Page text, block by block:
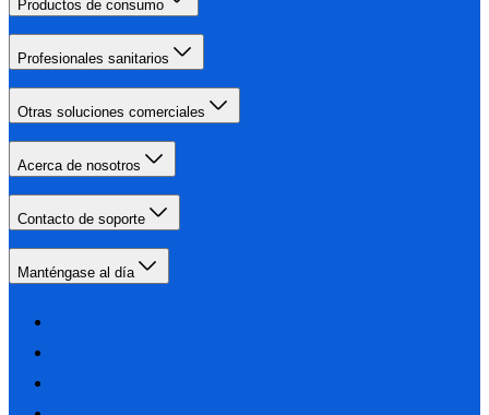
Productos de consumo
Profesionales sanitarios
Otras soluciones comerciales
Acerca de nosotros
Contacto de soporte
Manténgase al día